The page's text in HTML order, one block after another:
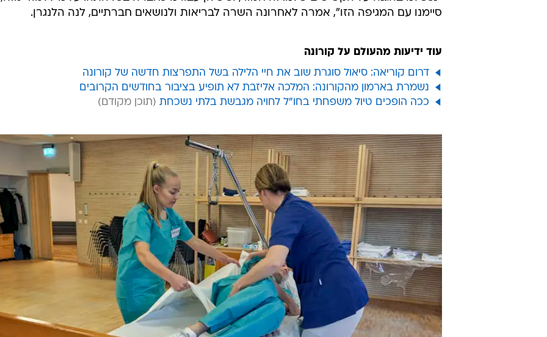
סיימנו עם המגיפה הזו", אמרה לאחרונה השרה לבריאות ולנושאים חברתיים, לנה הלנגרן.
עוד ידיעות מהעולם על קורונה
דרום קוריאה: סיאול סוגרת שוב את חיי הלילה בשל התפרצות חדשה של קורונה
נשמרת בארמון מהקורונה: המלכה אליזבת לא תופיע בציבור בחודשים הקרובים
ככה הופכים טיול משפחתי בחו"ל לחויה מגבשת בלתי נשכחת